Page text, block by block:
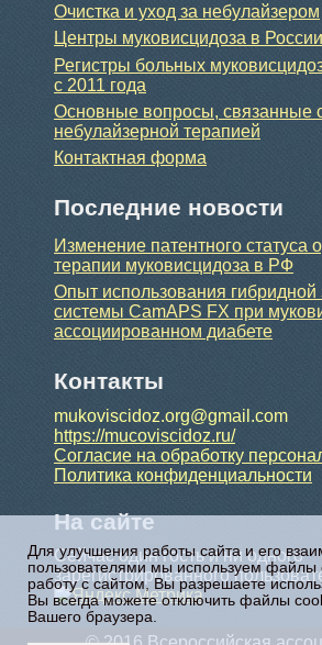
Очистка и уход за небулайзером
Центры муковисцидоза в России
Регистры больных
с 2011 года
Основные вопросы, связанные
небулайзерной терапией
Контактная форма
Последние новости
Изменение патентного статуса
терапии муковисцидоза в РФ
Опыт использования гибридной
системы CamAPS FX при
ассоциированном диабете
Контакты
mukoviscidoz.org@gmail.com
https://mucoviscidoz.ru/
Согласие на обработку
Политика конфиденциальности
На сайте
Сейчас один гость и ни одного
зарегистрированного
Для улучшения работы сайта и его
пользователями мы используем
работу с сайтом, Вы разрешаете
Вы всегда можете отключить файлы
Вашего браузера.